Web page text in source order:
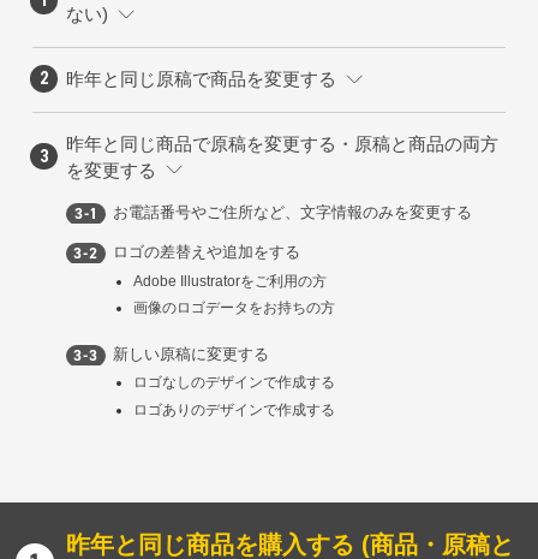
ない)
昨年と同じ原稿で商品を変更する
昨年と同じ商品で原稿を変更する・原稿と商品の両方
を変更する
お電話番号やご住所など、文字情報のみを変更する
ロゴの差替えや追加をする
Adobe Illustratorをご利用の方
画像のロゴデータをお持ちの方
新しい原稿に変更する
ロゴなしのデザインで作成する
ロゴありのデザインで作成する
昨年と同じ商品を購入する (商品・原稿と